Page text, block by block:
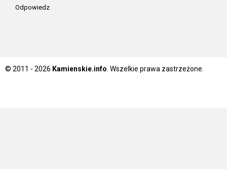
Odpowiedz
© 2011 - 2026 Kamienskie.info . Wszelkie prawa zastrzeżone.